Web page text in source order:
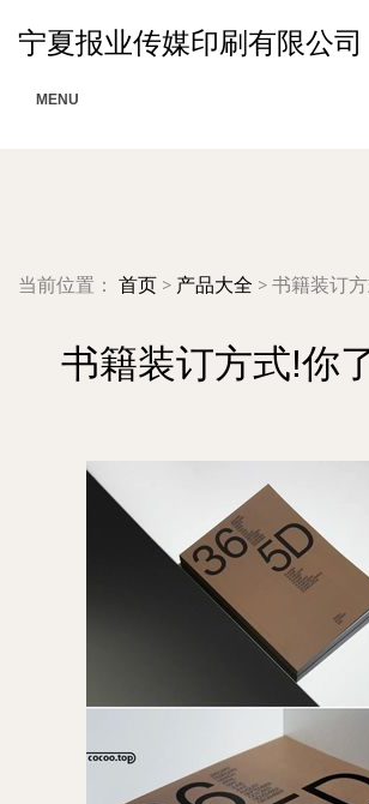
宁夏报业传媒印刷有限公司
MENU
当前位置： 首页 > 产品大全 > 书籍装订
书籍装订方式!你